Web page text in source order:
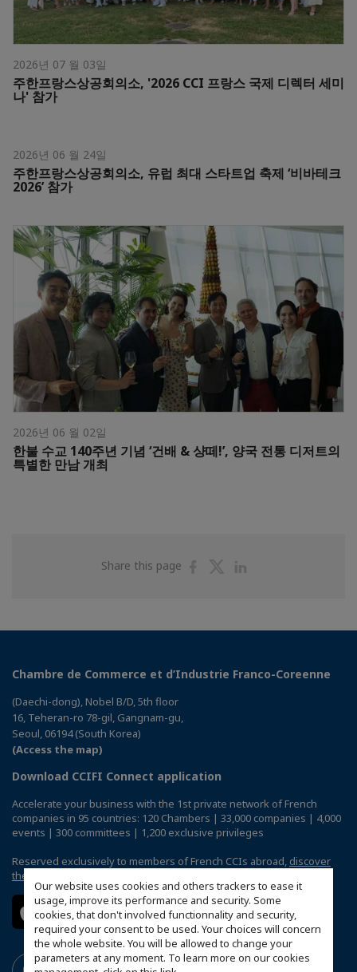
Our website uses cookies and others trackers to ease it
usage, improve its performance and security. Some
cookies, that don't involved functionnality and security,
required your consent to be used. Your choices will concern
the whole website. You will be allowed to change your
parameters at any moment. To learn more on our cookies
2026년 07 월 03일
주한프랑스상공회의소, '2026 CCI 프랑스 국제 디렉터 세미
나' 참가
2026년 06 월 24일
주한프랑스상공회의소, 유럽 최대 스타트업 축제 ‘비바테크
2026’ 참가
2026년 06 월 02일
한불 수교 140주년 기념 ‘건배 & 샹떼!’, 양국 전통 디저트의
특별한 만남 개최
Share this page
ShareShare
Chambre de Commerce et d’Industrie Franco-Coreenne
(Daechi-dong), Nobel B/D, 5th floor
16, Teheran-ro 78-gil, Gangnam-gu,
Seoul, 06194 (South Korea)
(Access the map)
Download CCIFI Connect application
Accelerate your business with the 1st private network of French
companies in 95 countries: 120 Chambers | 33,000 companies | 4,000
events | 300 committees | 1,200 exclusive privileges
Reserved exclusively to members of French CCIs abroad, discover
the CCIFI Connect app